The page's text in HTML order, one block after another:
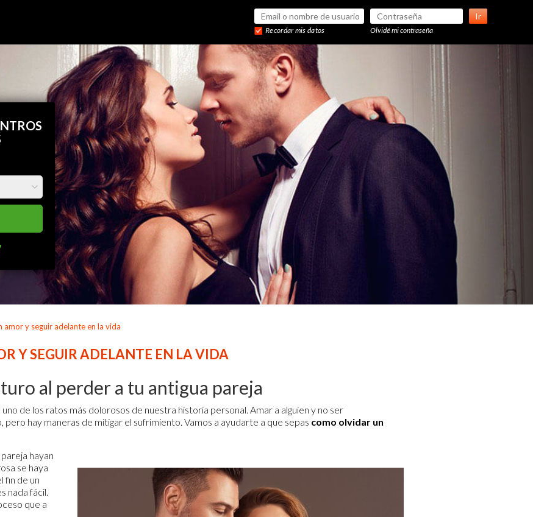
Ir
Recordar mis datos Olvidé mi contraseña
amor y seguir adelante en la vida
Y SEGUIR ADELANTE EN LA VIDA
al perder a tu antigua pareja
de los ratos más dolorosos de nuestra historia personal. Amar a alguien y no ser
hay maneras de mitigar el sufrimiento. Vamos a ayudarte a que sepas como olvidar un
hayan
se haya
fin de un
nada fácil.
que a